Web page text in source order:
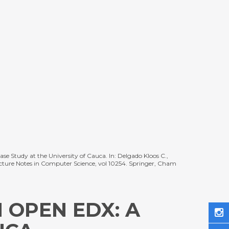
Study at the University of Cauca. In: Delgado Kloos C.,
Notes in Computer Science, vol 10254. Springer, Cham
OPEN EDX: A